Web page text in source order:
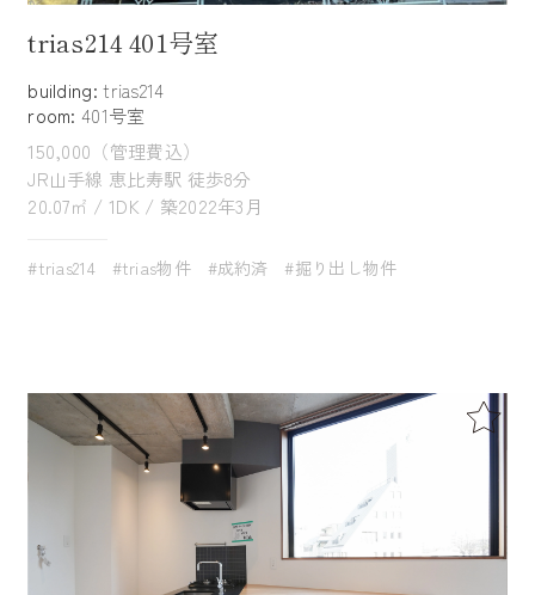
trias214 401号室
building: trias214
room: 401号室
150,000（管理費込）
JR山手線 恵比寿駅 徒歩8分
20.07㎡ / 1DK / 築2022年3月
#trias214 #trias物件 #成約済 #掘り出し物件